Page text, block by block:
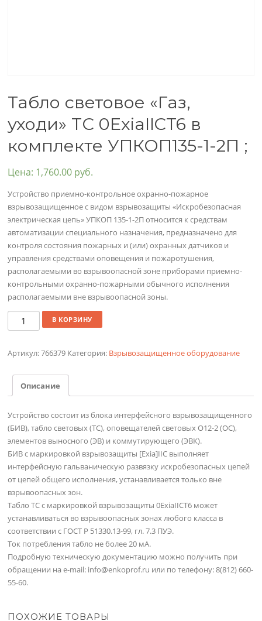
Табло световое «Газ,
уходи» ТС 0ExiaIICT6 в
комплекте УПКОП135-1-2П ;
Цена: 1,760.00 руб.
Устройство приемно-контрольное охранно-пожарное
взрывозащищенное с видом взрывозащиты «Искробезопасная
электрическая цепь» УПКОП 135-1-2П относится к средствам
автоматизации специального назначения, предназначено для
контроля состояния пожарных и (или) охранных датчиков и
управления средствами оповещения и пожаротушения,
располагаемыми во взрывоопасной зоне приборами приемно-
контрольными охранно-пожарными обычного исполнения
располагаемыми вне взрывоопасной зоны.
Количество
В КОРЗИНУ
Артикул:766379 Категория: Взрывозащищенное оборудование
Описание
Устройство состоит из блока интерфейсного взрывозащищенного
(БИВ), табло световых (ТС), оповещателей световых О12-2 (ОС),
элементов выносного (ЭВ) и коммутирующего (ЭВК).
БИВ с маркировкой взрывозащиты [Exia]IIС выполняет
интерфейсную гальваническую развязку искробезопасных цепей
от цепей общего исполнения, устанавливается только вне
взрывоопасных зон.
Табло ТС с маркировкой взрывозащиты 0ЕхiаIIСT6 может
устанавливаться во взрывоопасных зонах любого класса в
соответствии с ГОСТ Р 51330.13-99, гл. 7.3 ПУЭ.
Ток потребления табло не более 20 мА.
Подробную техническую документацию можно получить при
обращении на e-mail: info@enkoprof.ru или по телефону: 8(812) 660-
55-60.
ПОХОЖИЕ ТОВАРЫ